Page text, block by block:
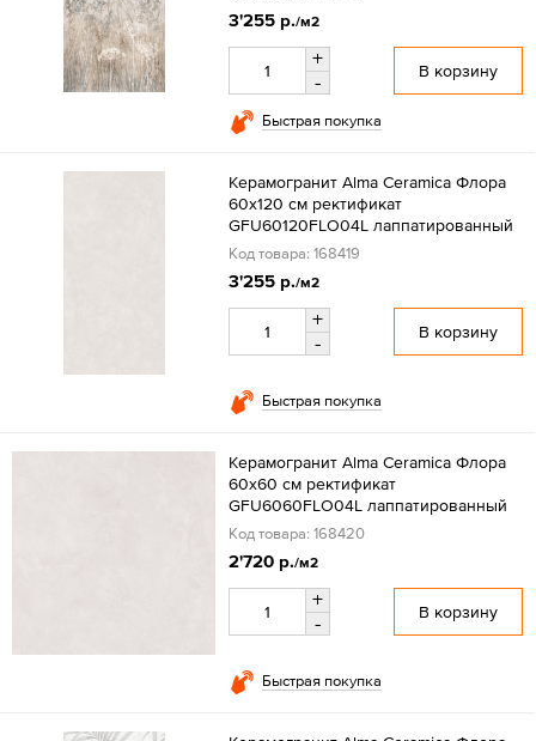
3'255 р./м2
+
-
В корзину
Быстрая покупка
Керамогранит Alma Ceramica Флора
60x120 см ректификат
GFU60120FLO04L лаппатированный
Код товара: 168419
3'255 р./м2
+
-
В корзину
Быстрая покупка
Керамогранит Alma Ceramica Флора
60x60 см ректификат
GFU6060FLO04L лаппатированный
Код товара: 168420
2'720 р./м2
+
-
В корзину
Быстрая покупка